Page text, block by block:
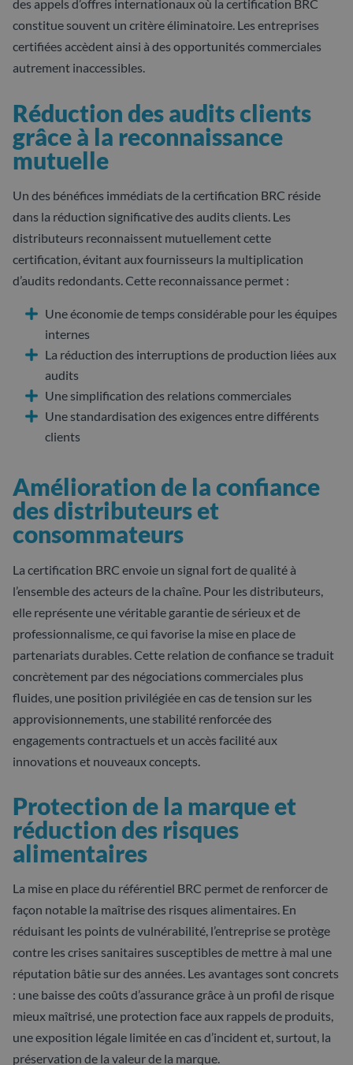
des appels d’offres internationaux où la certification BRC
constitue souvent un critère éliminatoire. Les entreprises
certifiées accèdent ainsi à des opportunités commerciales
autrement inaccessibles.
Réduction des audits clients
grâce à la reconnaissance
mutuelle
Un des bénéfices immédiats de la certification BRC réside
dans la réduction significative des audits clients. Les
distributeurs reconnaissent mutuellement cette
certification, évitant aux fournisseurs la multiplication
d’audits redondants. Cette reconnaissance permet :
Une économie de temps considérable pour les équipes
internes
La réduction des interruptions de production liées aux
audits
Une simplification des relations commerciales
Une standardisation des exigences entre différents
clients
Amélioration de la confiance
des distributeurs et
consommateurs
La certification BRC envoie un signal fort de qualité à
l’ensemble des acteurs de la chaîne. Pour les distributeurs,
elle représente une véritable garantie de sérieux et de
professionnalisme, ce qui favorise la mise en place de
partenariats durables. Cette relation de confiance se traduit
concrètement par des négociations commerciales plus
fluides, une position privilégiée en cas de tension sur les
approvisionnements, une stabilité renforcée des
engagements contractuels et un accès facilité aux
innovations et nouveaux concepts.
Protection de la marque et
réduction des risques
alimentaires
La mise en place du référentiel BRC permet de renforcer de
façon notable la maîtrise des risques alimentaires. En
réduisant les points de vulnérabilité, l’entreprise se protège
contre les crises sanitaires susceptibles de mettre à mal une
réputation bâtie sur des années. Les avantages sont concrets
: une baisse des coûts d’assurance grâce à un profil de risque
mieux maîtrisé, une protection face aux rappels de produits,
une exposition légale limitée en cas d’incident et, surtout, la
préservation de la valeur de la marque.